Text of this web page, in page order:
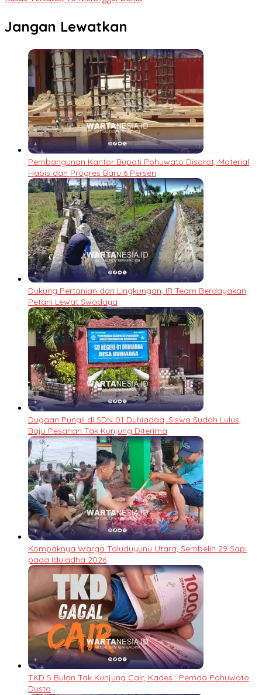
Jangan Lewatkan
Pembangunan Kantor Bupati Pohuwato Disorot, Material
Habis dan Progres Baru 6 Persen
Dukung Pertanian dan Lingkungan, IR Team Berdayakan
Petani Lewat Swadaya
Dugaan Pungli di SDN 01 Duhiadaa, Siswa Sudah Lulus,
Baju Pesanan Tak Kunjung Diterima
Kompaknya Warga Taluduyunu Utara, Sembelih 29 Sapi
pada Iduladha 2026
TKD 5 Bulan Tak Kunjung Cair, Kades : Pemda Pohuwato
Dusta